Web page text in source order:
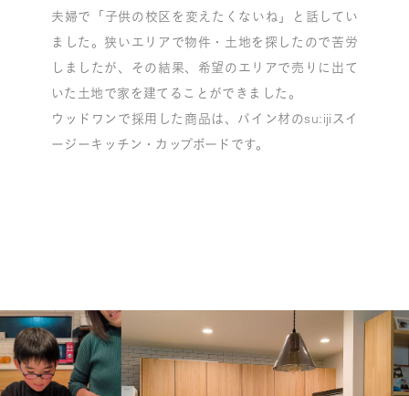
夫婦で「子供の校区を変えたくないね」と話してい
ました。狭いエリアで物件・土地を探したので苦労
しましたが、その結果、希望のエリアで売りに出て
いた土地で家を建てることができました。
ウッドワンで採用した商品は、パイン材のsu:ijiスイ
ージーキッチン・カップボードです。